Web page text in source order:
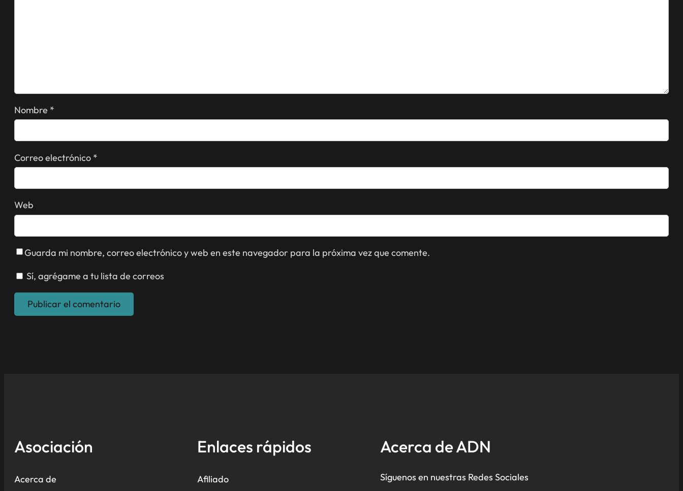
Nombre *
Correo electrónico *
Web
Guarda mi nombre, correo electrónico y web en este navegador para la próxima vez que comente.
Sí, agrégame a tu lista de correos
Asociación
Acerca de
Enlaces rápidos
Afiliado
Acerca de ADN
Síguenos en nuestras Redes Sociales